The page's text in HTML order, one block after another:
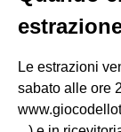
Le estrazioni
sabato alle ore